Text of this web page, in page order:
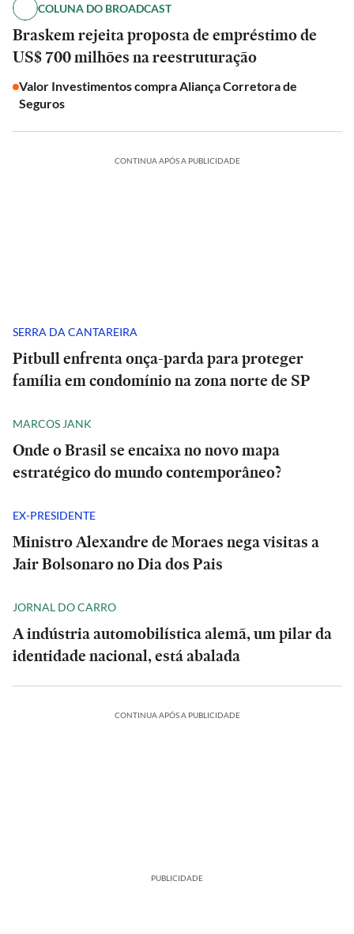
COLUNA DO BROADCAST
Braskem rejeita proposta de empréstimo de
US$ 700 milhões na reestruturação
Valor Investimentos compra Aliança Corretora de
Seguros
CONTINUA APÓS A PUBLICIDADE
SERRA DA CANTAREIRA
Pitbull enfrenta onça-parda para proteger
família em condomínio na zona norte de SP
MARCOS JANK
Onde o Brasil se encaixa no novo mapa
estratégico do mundo contemporâneo?
EX-PRESIDENTE
Ministro Alexandre de Moraes nega visitas a
Jair Bolsonaro no Dia dos Pais
JORNAL DO CARRO
A indústria automobilística alemã, um pilar da
identidade nacional, está abalada
CONTINUA APÓS A PUBLICIDADE
PUBLICIDADE